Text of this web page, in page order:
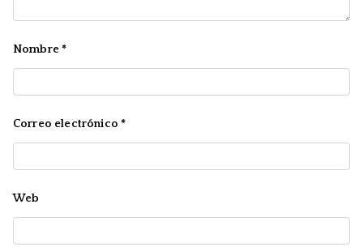
Nombre *
Correo electrónico *
Web